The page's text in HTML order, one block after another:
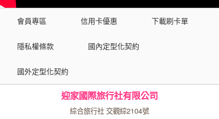
會員專區 信用卡優惠 下載刷卡單
隱私權條款 國內定型化契約
國外定型化契約
迎家國際旅行社有限公司
綜合旅行社 交觀綜2104號